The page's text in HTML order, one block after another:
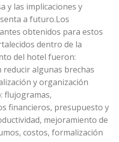
y las implicaciones y
a futuro.Los
obtenidos para estos
dentro de la
del hotel fueron:
algunas brechas
y organización
flujogramas,
financieros, presupuesto y
mejoramiento de
costos, formalización